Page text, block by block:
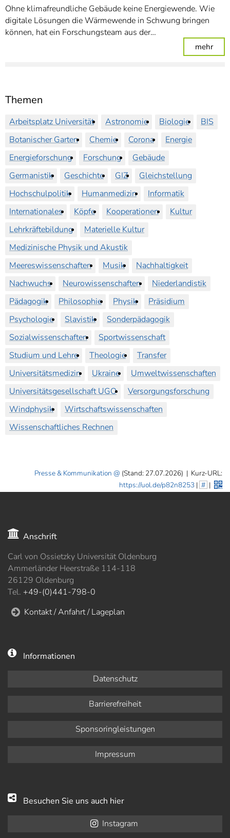
Themen
Arbeitsplatz Universität Astronomie Biologie
BIS
Botanischer Garten
Chemie Corona
Energie
Energieforschung
Forschung
Gebäude
Germanistik
Geschichte GIZ
Gleichstellung
Hochschulpolitik
Humanmedizin
Informatik
Internationales
Köpfe Kooperationen
Kultur
Lehrkräftebildung
Materielle Kultur
Medizinische Physik und Akustik
Meereswissenschaften
Musik
Nachhaltigkeit
Nachwuchs
Neurowissenschaften
Niederlandistik
Pädagogik
Philosophie Physik
Präsidium
Psychologie
Slavistik
Sonderpädagogik
Sozialwissenschaften
Sportwissenschaft
Studium und Lehre
Theologie
Transfer
Universitätsmedizin
Ukraine
Umweltwissenschaften
Universitätsgesellschaft UGO
Versorgungsforschung
Windphysik
Wirtschaftswissenschaften
Wissenschaftliches Rechnen
Ohne klimafreundliche Gebäude keine Energiewende. Wie
digitale Lösungen die Wärmewende in Schwung bringen
können, hat ein Forschungsteam aus der…
mehr:
Presse & Kommunikation (Stand: 27.07.2026) | Kurz-URL:
https://uol.de/p82n8253 | # |
Anschrift
Carl von Ossietzky Universität Oldenburg
Ammerländer Heerstraße 114-118
26129 Oldenburg
Tel. +49-(0)441-798-0
Kontakt / Anfahrt / Lageplan
Informationen
Datenschutz
Barrierefreiheit
Sponsoringleistungen
Impressum
Besuchen Sie uns auch hier
Instagram